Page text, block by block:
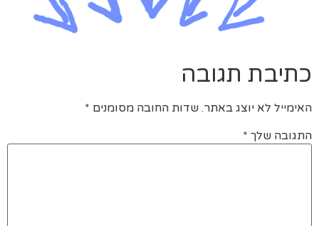
כתיבת תגובה
האימייל לא יוצג באתר. שדות החובה מסומנים *
התגובה שלך *